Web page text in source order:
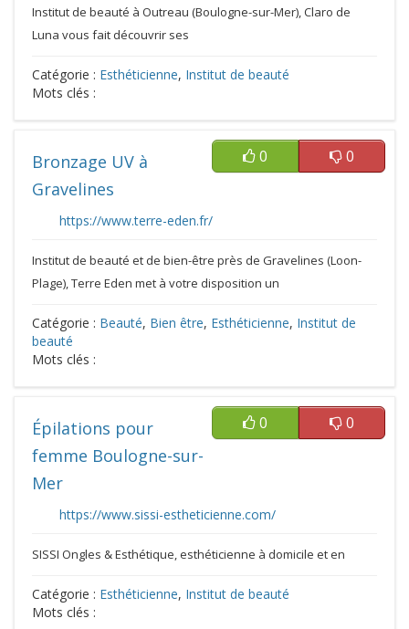
Institut de beauté à Outreau (Boulogne-sur-Mer), Claro de
Luna vous fait découvrir ses
Catégorie : Esthéticienne, Institut de beauté
Mots clés :
0 0
Bronzage UV à
Gravelines
https://www.terre-eden.fr/
Institut de beauté et de bien-être près de Gravelines (Loon-
Plage), Terre Eden met à votre disposition un
Catégorie : Beauté, Bien être, Esthéticienne, Institut de
beauté
Mots clés :
0 0
Épilations pour
femme Boulogne-sur-
Mer
https://www.sissi-estheticienne.com/
SISSI Ongles & Esthétique, esthéticienne à domicile et en
Catégorie : Esthéticienne, Institut de beauté
Mots clés :